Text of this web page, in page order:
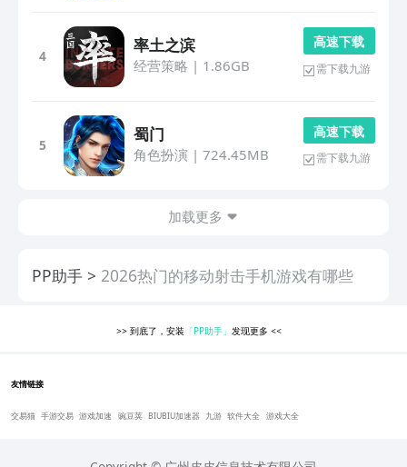
4
率土之滨
经营策略 | 1.86GB
高 速 下 载
需下载九游
5
蜀门
角色扮演 | 724.45MB
高 速 下 载
需下载九游
加载更多
PP助手 2026热门的移动射击手机游戏有哪些
>> 到底了，安装 「PP助手」发现更多<<
友情链接
交易猫 手游交易 游戏加速 豌豆荚 BIUBIU加速器 九游 软件大全 游戏大全